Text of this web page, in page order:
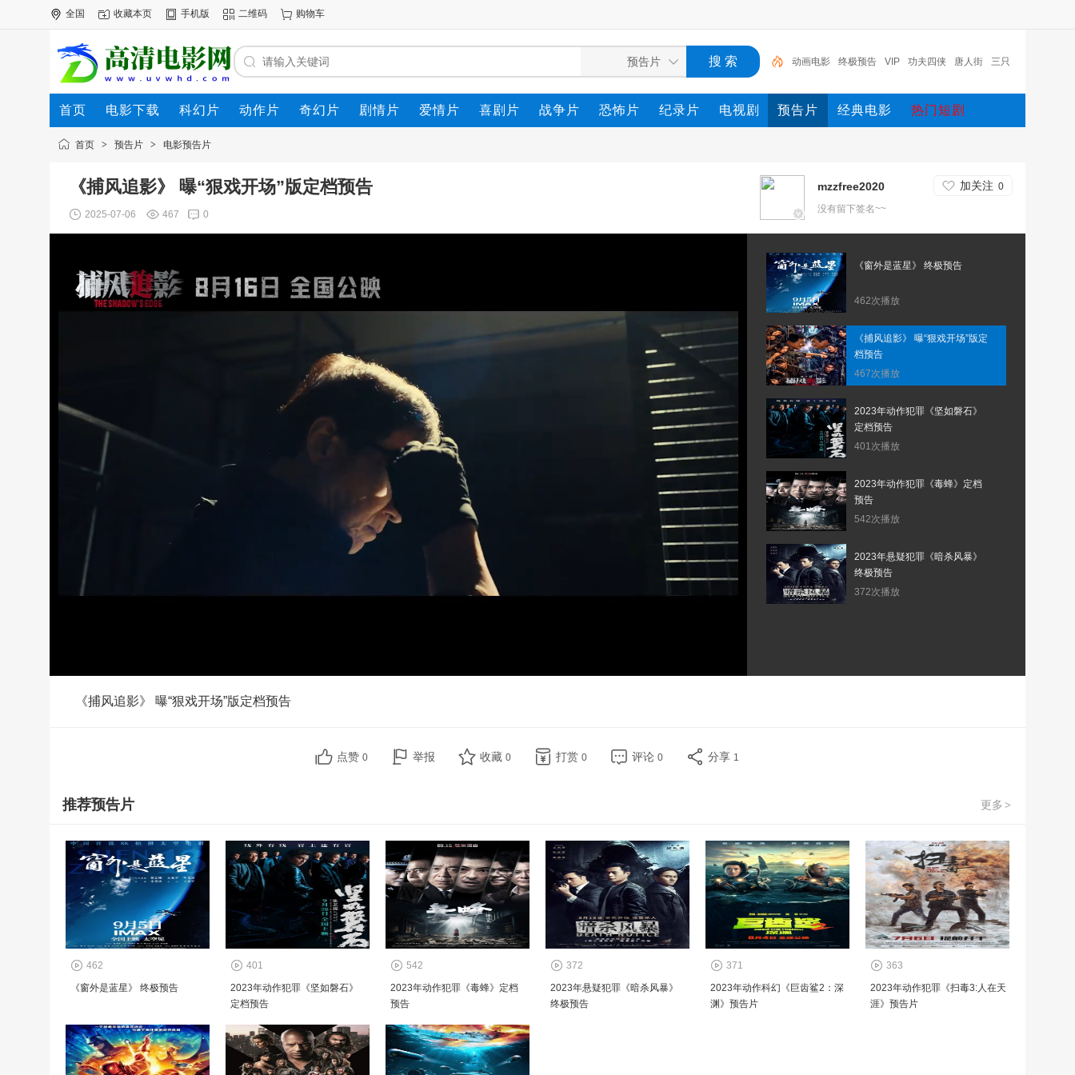
全国 收藏本页 手机版 二维码 购物车
动画电影 终极预告 VIP 功夫四侠 唐人街 三只
小猪与神灯 大 唐人街探案 预告 唐人街探案3
首页 电影下载 科幻片 动作片 奇幻片 剧情片 爱情片 喜剧片 战争片 恐怖片 纪录片 电视剧 预告片 经典电影 热门短剧
电影专题 下载帮助
首页 > 预告片 > 电影预告片
《捕风追影》 曝“狠戏开场”版定档预告
2025-07-06 467 0
mzzfree2020 加关注 0
没有留下签名~~
《窗外是蓝星》 终极预告
462次播放
《捕风追影》 曝“狠戏开场”版定
档预告
467次播放
2023年动作犯罪《坚如磐石》
定档预告
401次播放
2023年动作犯罪《毒蜂》定档
预告
542次播放
2023年悬疑犯罪《暗杀风暴》
终极预告
372次播放
《捕风追影》 曝“狠戏开场”版定档预告
点赞 0 举报 收藏 0 打赏 0 评论 0 分享 1
更多 >
推荐预告片
462
《窗外是蓝星》 终极预告
401
2023年动作犯罪《坚如磐石》
定档预告
542
2023年动作犯罪《毒蜂》定档
预告
372
2023年悬疑犯罪《暗杀风暴》
终极预告
371
2023年动作科幻《巨齿鲨2：深
渊》预告片
363
2023年动作犯罪《扫毒3:人在天
涯》预告片